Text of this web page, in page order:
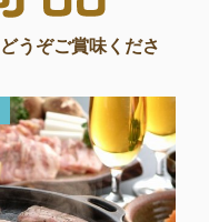
どうぞご賞味くださ